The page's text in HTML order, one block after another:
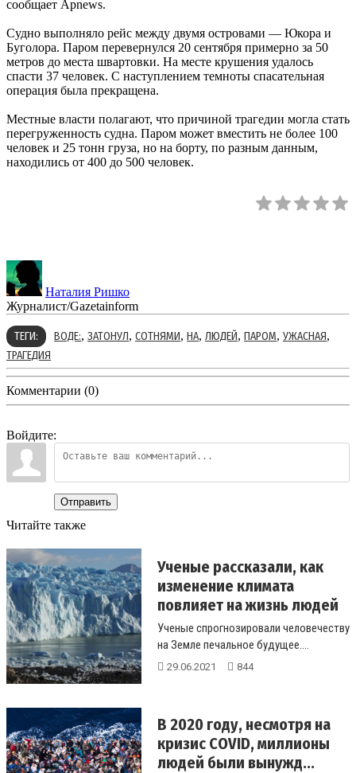
сообщает Аpnews.
Судно выполняло рейс между двумя островами — Юкора и
Буголора. Паром перевернулся 20 сентября примерно за 50
метров до места швартовки. На месте крушения удалось
спасти 37 человек. С наступлением темноты спасательная
операция была прекращена.
Местные власти полагают, что причиной трагедии могла стать
перегруженность судна. Паром может вместить не более 100
человек и 25 тонн груза, но на борту, по разным данным,
находились от 400 до 500 человек.
Наталия Ришко
Журналист/Gazetainform
ТЕГИ: ВОДЕ:, ЗАТОНУЛ, СОТНЯМИ, НА, ЛЮДЕЙ, ПАРОМ, УЖАСНАЯ,
ТРАГЕДИЯ
Комментарии (0)
Войдите:
Отправить
Читайте также
Ученые рассказали, как
изменение климата
повлияет на жизнь людей
Ученые спрогнозировали человечеству
на Земле печальное будущее....
29.06.2021 844
В 2020 году, несмотря на
кризис COVID, миллионы
людей были вынужд...